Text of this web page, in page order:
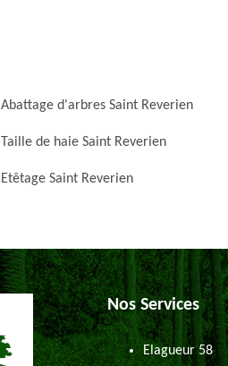
Abattage d'arbres Saint Reverien
Taille de haie Saint Reverien
Etêtage Saint Reverien
Nos Services
Elagueur 58